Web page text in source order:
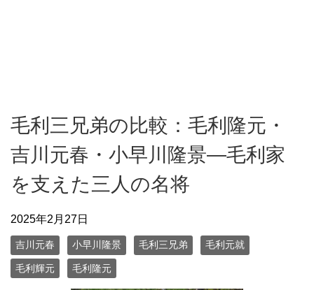
毛利三兄弟の比較：毛利隆元・
吉川元春・小早川隆景—毛利家
を支えた三人の名将
2025年2月27日
吉川元春 小早川隆景 毛利三兄弟 毛利元就
毛利輝元 毛利隆元